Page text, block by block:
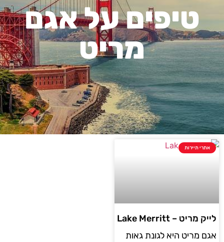
טיפים על אגם
מריט
אתרי תיירות
לייק מריט – Lake Merritt
אגם מריט היא לגונת גאות